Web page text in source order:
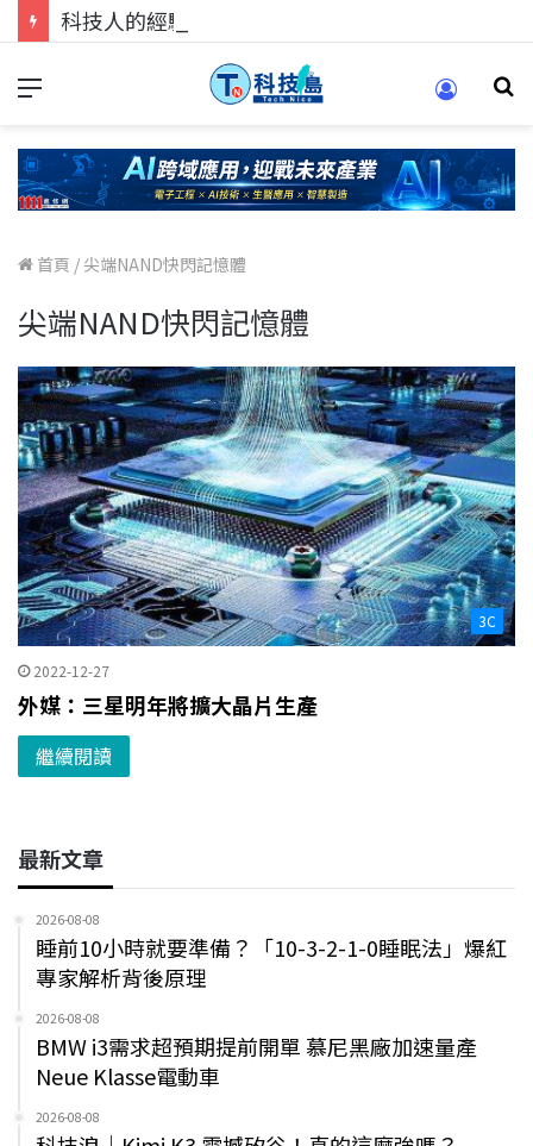
首頁 /尖端NAND快閃記憶體
尖端NAND快閃記憶體
3C
2022-12-27
外媒：三星明年將擴大晶片生產
繼續閱讀
最新文章
2026-08-08
睡前10小時就要準備？「10-3-2-1-0睡眠法」爆紅
專家解析背後原理
2026-08-08
BMW i3需求超預期提前開單 慕尼黑廠加速量產
Neue Klasse電動車
2026-08-08